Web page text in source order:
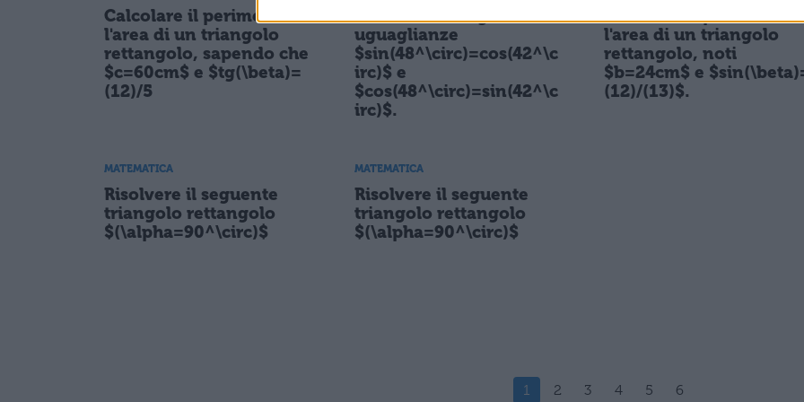
Calcolare il perimetro e
l'area di un triangolo
rettangolo, sapendo che
$c=60cm$ e $tg(\beta)=
(12)/5
Verificare le seguenti
uguaglianze
$sin(48^\circ)=cos(42^\c
irc)$ e
$cos(48^\circ)=sin(42^\c
irc)$.
Calcolare il perimetro e
l'area di un triangolo
rettangolo, noti
$b=24cm$ e
(12)/(13)$.
MATEMATICA
Risolvere il seguente
triangolo rettangolo
$(\alpha=90^\circ)$
MATEMATICA
Risolvere il seguente
triangolo rettangolo
$(\alpha=90^\circ)$
1 2 3 4 5 6